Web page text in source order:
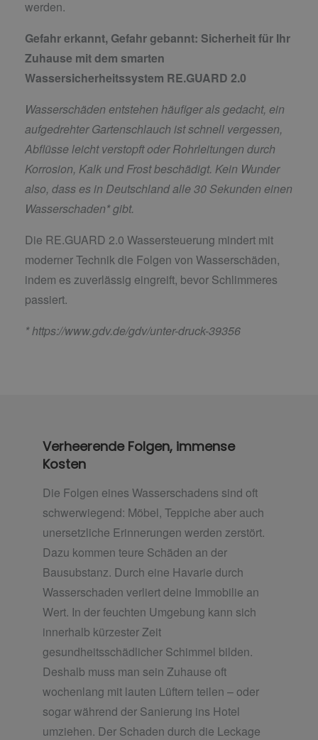
werden.
Gefahr erkannt, Gefahr gebannt: Sicherheit für Ihr
Zuhause mit dem smarten
Wassersicherheitssystem RE.GUARD 2.0
Wasserschäden entstehen häufiger als gedacht, ein
aufgedrehter Gartenschlauch ist schnell vergessen,
Abflüsse leicht verstopft oder Rohrleitungen durch
Korrosion, Kalk und Frost beschädigt. Kein Wunder
also, dass es in Deutschland alle 30 Sekunden einen
Wasserschaden* gibt.
Die RE.GUARD 2.0 Wassersteuerung mindert mit
moderner Technik die Folgen von Wasserschäden,
indem es zuverlässig eingreift, bevor Schlimmeres
passiert.
*https://www.gdv.de/gdv/unter-druck-39356
Verheerende Folgen, immense
Kosten
Die Folgen eines Wasserschadens sind oft
schwerwiegend: Möbel, Teppiche aber auch
unersetzliche Erinnerungen werden zerstört.
Dazu kommen teure Schäden an der
Bausubstanz. Durch eine Havarie durch
Wasserschaden verliert deine Immobilie an
Wert. In der feuchten Umgebung kann sich
innerhalb kürzester Zeit
gesundheitsschädlicher Schimmel bilden.
Deshalb muss man sein Zuhause oft
wochenlang mit lauten Lüftern teilen – oder
sogar während der Sanierung ins Hotel
umziehen. Der Schaden durch die Leckage